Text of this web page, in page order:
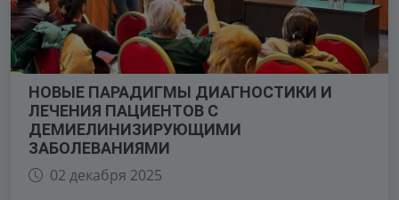
НОВЫЕ ПАРАДИГМЫ ДИАГНОСТИКИ И
ЛЕЧЕНИЯ ПАЦИЕНТОВ С
ДЕМИЕЛИНИЗИРУЮЩИМИ
ЗАБОЛЕВАНИЯМИ
02 декабря 2025